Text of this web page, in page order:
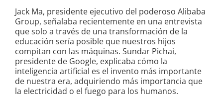
Jack Ma, presidente ejecutivo del poderoso Alibaba
Group, señalaba recientemente en una entrevista
que solo a través de una transformación de la
educación sería posible que nuestros hijos
compitan con las máquinas. Sundar Pichai,
presidente de Google, explicaba cómo la
inteligencia artificial es el invento más importante
de nuestra era, adquiriendo más importancia que
la electricidad o el fuego para los humanos.